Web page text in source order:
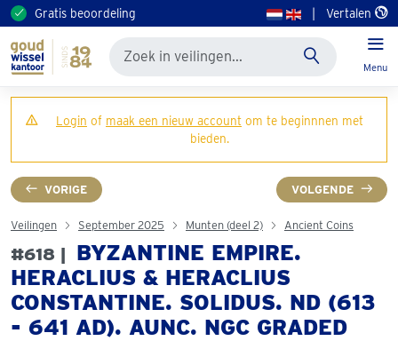
Gratis beoordeling Vertalen
Menu
Login of maak een nieuw account om te beginnnen met
bieden.
VORIGE VOLGENDE
Veilingen September 2025 Munten (deel 2) Ancient Coins
#618 |
BYZANTINE EMPIRE.
HERACLIUS & HERACLIUS
CONSTANTINE. SOLIDUS. ND (613
- 641 AD). AUNC. NGC GRADED